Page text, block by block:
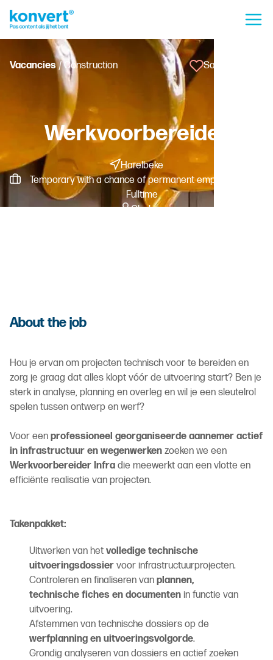
Vacancies/ Construction Save vacancy
Werkvoorbereider
Harelbeke
Temporary with a chance of permanent employment -
Fulltime
Clerk
About the job
Hou je ervan om projecten technisch voor te bereiden en
zorg je graag dat alles klopt vóór de uitvoering start? Ben je
sterk in analyse, planning en overleg en wil je een sleutelrol
spelen tussen ontwerp en werf?
Voor een professioneel georganiseerde aannemer actief
in infrastructuur en wegenwerken zoeken we een
Werkvoorbereider Infra die meewerkt aan een vlotte en
efficiënte realisatie van projecten.
Takenpakket:
Uitwerken van het volledige technische
uitvoeringsdossier voor infrastructuurprojecten.
Controleren en finaliseren van plannen,
technische fiches en documenten in functie van
uitvoering.
Afstemmen van technische dossiers op de
werfplanning en uitvoeringsvolgorde.
Grondig analyseren van dossiers en actief zoeken